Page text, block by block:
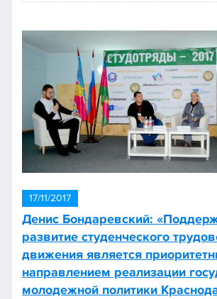
17/11/2017
Денис Бондаревский:
развитие студенческого
движения является
направлением реализации
молодежной политики